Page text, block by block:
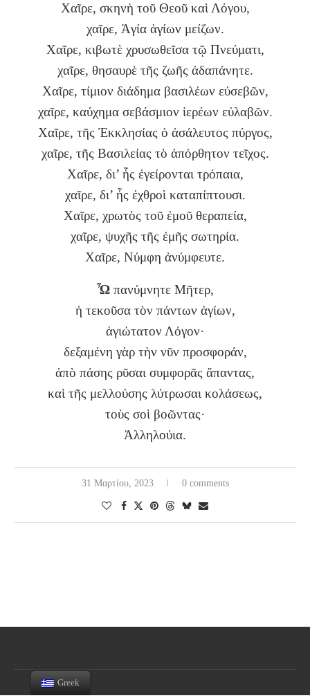
Χαῖρε, σκηνὴ τοῦ Θεοῦ καὶ Λόγου,
χαῖρε, Ἁγία ἁγίων μείζων.
Χαῖρε, κιβωτὲ χρυσωθεῖσα τῷ Πνεύματι,
χαῖρε, θησαυρὲ τῆς ζωῆς ἀδαπάνητε.
Χαῖρε, τίμιον διάδημα βασιλέων εὐσεβῶν,
χαῖρε, καύχημα σεβάσμιον ἱερέων εὐλαβῶν.
Χαῖρε, τῆς Ἐκκλησίας ὁ ἀσάλευτος πύργος,
χαῖρε, τῆς Βασιλείας τὸ ἀπόρθητον τεῖχος.
Χαῖρε, δι’ ἧς ἐγείρονται τρόπαια,
χαῖρε, δι’ ἧς ἐχθροὶ καταπίπτουσι.
Χαῖρε, χρωτὸς τοῦ ἐμοῦ θεραπεία,
χαῖρε, ψυχῆς τῆς ἐμῆς σωτηρία.
Χαῖρε, Νύμφη ἀνύμφευτε.
Ὦπανύμνητε Μῆτερ,
ἡ τεκοῦσα τὸν πάντων ἁγίων,
ἁγιώτατον Λόγον·
δεξαμένη γὰρ τὴν νῦν προσφοράν,
ἀπὸ πάσης ρῦσαι συμφορᾶς ἅπαντας,
καὶ τῆς μελλούσης λύτρωσαι κολάσεως,
τοὺς σοὶ βοῶντας·
Ἀλληλούια.
31 Μαρτίου, 2023 0 comments
Greek